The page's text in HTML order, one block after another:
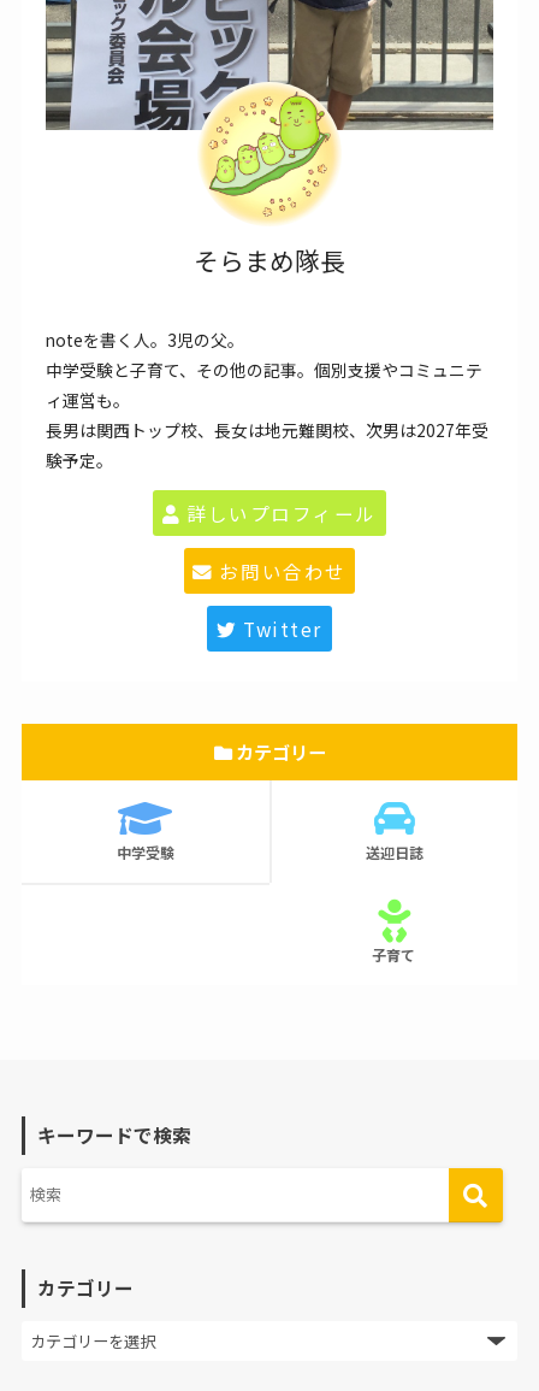
そらまめ隊長
noteを書く人。3児の父。
中学受験と子育て、その他の記事。個別支援やコミュニテ
ィ運営も。
長男は関西トップ校、長女は地元難関校、次男は2027年受
験予定。
詳しいプロフィール
お問い合わせ
Twitter
カテゴリー
中学受験 送迎日誌
子育て
キーワードで検索
カテゴリー